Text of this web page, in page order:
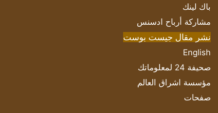
باك لينك
مشاركة أرباح ادسنس
نشر مقال جيست بوست
English
صحيفة 24 لمعلوماتك
مؤسسة اشراق العالم
صفحات